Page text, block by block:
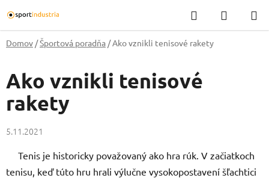
na
obsah
Hľadať
KOŠÍK
Domov /Športová poradňa /Ako vznikli tenisové rakety
Ako vznikli tenisové
rakety
5.11.2021
Tenis je historicky považovaný ako hra rúk. V začiatkoch
tenisu, keď túto hru hrali výlučne vysokopostavení šľachtici